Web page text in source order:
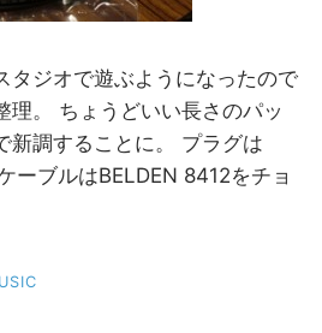
タジオで遊ぶようになったので
理。 ちょうどいい長さのパッ
新調することに。 プラグは
ーブルはBELDEN 8412をチョ